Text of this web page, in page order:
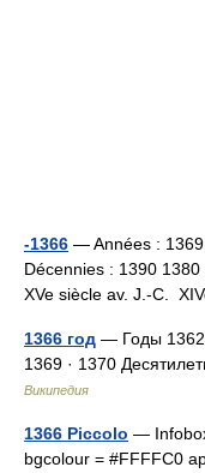
-1366 — Années :
Décennies : 1390
XVe siècle av. J.‑C.
1366 год — Годы 1362
1369 · 1370
Википедия
1366 Piccolo —
bgcolour = #FFFFC0